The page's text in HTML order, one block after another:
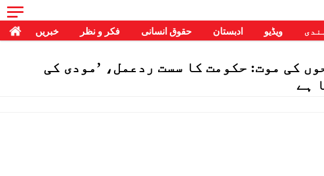
خبریں فکر و نظر حقوق انسانی ادبستان ویڈیو ہندی
کی موت: حکومت کا سست ردعمل، ’مودی کی
ہے